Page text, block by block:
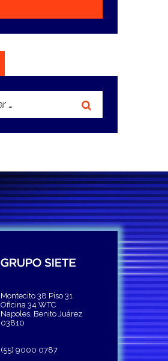
Montecito 38 Piso 31
Oficina 34 WTC
Napoles, Benito Juárez
03810
(55) 9000 0787